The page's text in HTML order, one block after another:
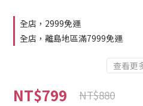
全店，2999免運
全店，離島地區滿7999免運
查看更
NT$799 NT$880